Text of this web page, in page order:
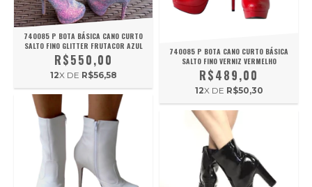
740085 P BOTA BÁSICA CANO CURTO
SALTO FINO GLITTER FRUTACOR AZUL
R$550,00
12X DE R$56,58
740085 P BOTA CANO CURTO BÁSICA
SALTO FINO VERNIZ VERMELHO
R$489,00
12X DE R$50,30